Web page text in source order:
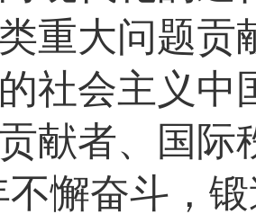
重大问题贡
社会主义中
献者、国际
不懈奋斗，